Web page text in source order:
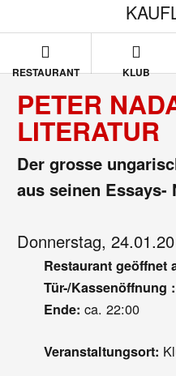
RESTAURANT KLUB
PETER
LITERATUR
Der grosse
aus seinen Essays-
Donnerstag,
Restaurant geöffnet
Tür-/Kassenöffnung :
Ende: ca. 22:00
Veranstaltungsort: